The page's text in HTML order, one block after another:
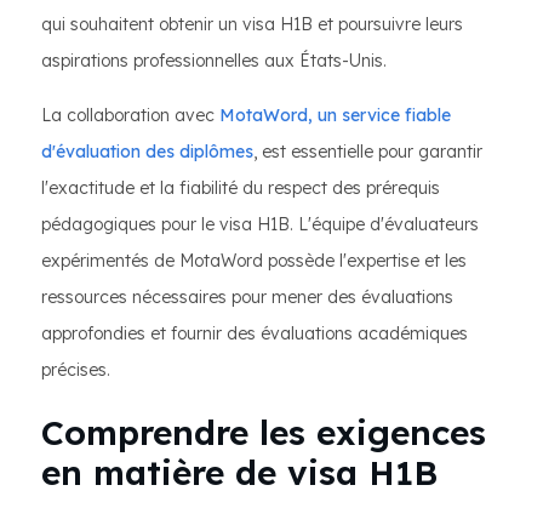
qui souhaitent obtenir un visa H1B et poursuivre leurs
aspirations professionnelles aux États-Unis.
La collaboration avec MotaWord, un service fiable
d'évaluation des diplômes, est essentielle pour garantir
l'exactitude et la fiabilité du respect des prérequis
pédagogiques pour le visa H1B. L'équipe d'évaluateurs
expérimentés de MotaWord possède l'expertise et les
ressources nécessaires pour mener des évaluations
approfondies et fournir des évaluations académiques
précises.
Comprendre les exigences
en matière de visa H1B